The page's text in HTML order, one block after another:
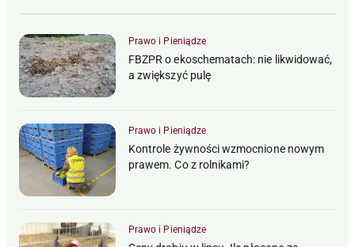
Prawo i Pieniądze
FBZPR o ekoschematach: nie likwidować,
a zwiększyć pulę
Prawo i Pieniądze
Kontrole żywności wzmocnione nowym
prawem. Co z rolnikami?
Prawo i Pieniądze